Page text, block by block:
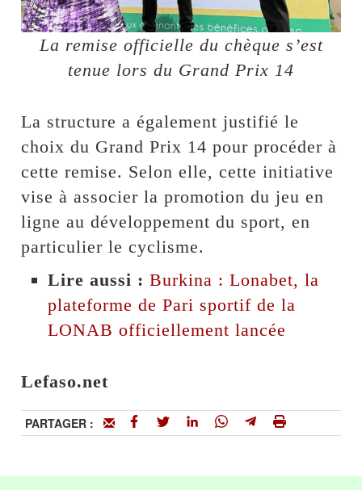
La remise officielle du chèque s’est
tenue lors du Grand Prix 14
La structure a également justifié le
choix du Grand Prix 14 pour procéder à
cette remise. Selon elle, cette initiative
vise à associer la promotion du jeu en
ligne au développement du sport, en
particulier le cyclisme.
Lire aussi : Burkina : Lonabet, la
plateforme de Pari sportif de la
LONAB officiellement lancée
Lefaso.net
PARTAGER :